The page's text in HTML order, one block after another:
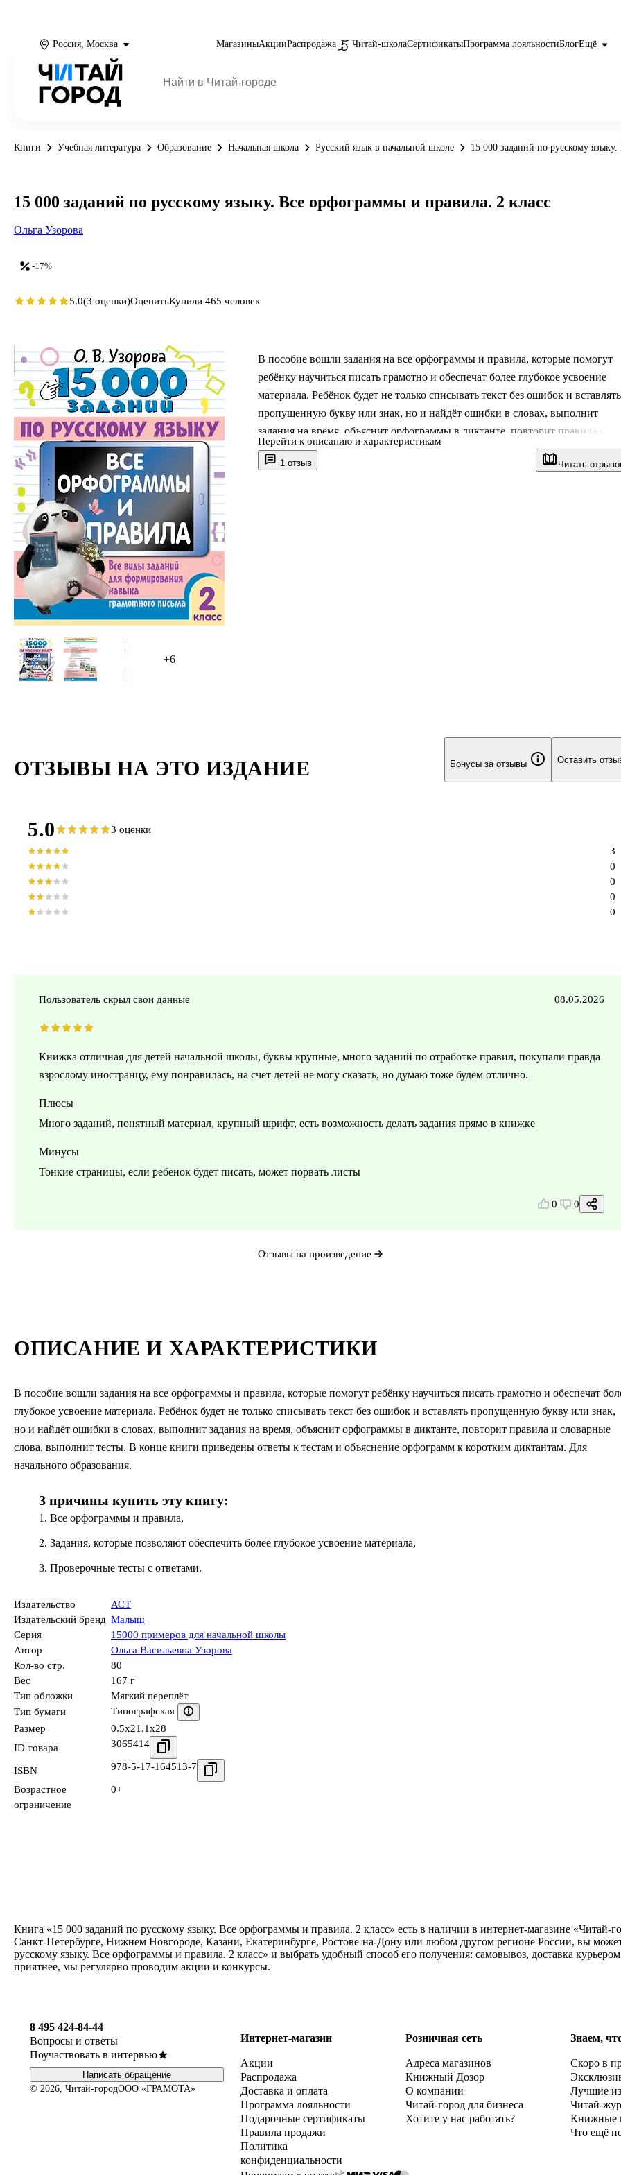
Россия, Москва МагазиныАкцииРаспродажа Читай-школаСертификатыПрограмма лояльностиБлогЕщё
Книги Учебная литература Образование Начальная школа Русский язык в начальной школе 15 000 заданий по русскому
+6
1 отзыв Читать
В пособие вошли задания на все орфограммы и правила, которые помогут
ребёнку научиться писать грамотно и обеспечат более глубокое усвоение
материала. Ребёнок будет не только списывать текст без ошибок и вставлять
пропущенную букву или знак, но и найдёт ошибки в словах, выполнит
задания на время, объяснит орфограммы в диктанте, повторит правила и
словарные слова, выполнит тесты. В конце книги приведены ответы к
тестам и объяснение орфограмм к коротким диктантам. Для начального
Перейти к описанию и характеристикам
-17%
15 000 заданий по русскому языку. Все орфограммы и правила. 2 класс
Ольга Узорова
5.0(3 оценки)ОценитьКупили 465 человек
ОПИСАНИЕ И ХАРАКТЕРИСТИКИ
В пособие вошли задания на все орфограммы и правила, которые помогут ребёнку научиться писать грамотно и обеспечат
глубокое усвоение материала. Ребёнок будет не только списывать текст без ошибок и вставлять пропущенную букву или знак,
но и найдёт ошибки в словах, выполнит задания на время, объяснит орфограммы в диктанте, повторит правила и словарные
слова, выполнит тесты. В конце книги приведены ответы к тестам и объяснение орфограмм к коротким диктантам. Для
начального образования.
3 причины купить эту книгу:
1. Все орфограммы и правила,
2. Задания, которые позволяют обеспечить более глубокое усвоение материала,
3. Проверочные тесты с ответами.
Издательство
АСТ
Издательский бренд Малыш
Серия
15000 примеров для начальной школы
Автор
Ольга Васильевна Узорова
Кол-во стр.
80
Вес
167 г
Тип обложки
Мягкий переплёт
Тип бумаги
Типографская
Размер
0.5x21.1x28
ID товара
3065414
ISBN 978-5-17-164513-7
Возрастное
ограничение
0+
ОТЗЫВЫ НА ЭТО ИЗДАНИЕ Бонусы за отзывы Оставить
5.0 3 оценки
0
0
0
0
3
Пользователь скрыл свои данные 08.05.2026
Книжка отличная для детей начальной школы, буквы крупные, много заданий по отработке правил, покупали правда
взрослому иностранцу, ему понравилась, на счет детей не могу сказать, но думаю тоже будем отлично.
Плюсы
Много заданий, понятный материал, крупный шрифт, есть возможность делать задания прямо в книжке
Минусы
Тонкие страницы, если ребенок будет писать, может порвать листы
0 0
Отзывы на произведение
Книга «15 000 заданий по русскому языку. Все орфограммы и правила. 2 класс» есть в наличии в интернет-магазине
Санкт-Петербурге, Нижнем Новгороде, Казани, Екатеринбурге, Ростове-на-Дону или любом другом регионе России, вы
русскому языку. Все орфограммы и правила. 2 класс» и выбрать удобный способ его получения: самовывоз, доставка
приятнее, мы регулярно проводим акции и конкурсы.
8 495 424-84-44
Вопросы и ответы
Поучаствовать в интервью
Написать обращение
© 2026, Читай-городООО «ГРАМОТА»
Интернет-магазин
Акции
Распродажа
Доставка и оплата
Программа лояльности
Подарочные сертификаты
Правила продажи
Политика
конфиденциальности
Розничная сеть
Адреса магазинов
Книжный Дозор
О компании
Читай-город для бизнеса
Хотите у нас работать?
Знаем,
Скоро в
Лучшие
Читай-
Книжные
Что ещё